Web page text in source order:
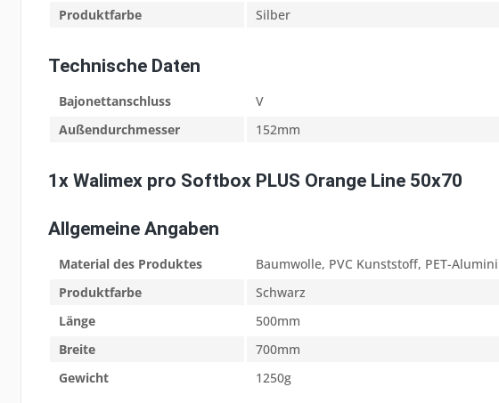
Produktfarbe
Silber
Technische Daten
Bajonettanschluss
V
Außendurchmesser
152mm
1x Walimex pro Softbox PLUS Orange Line 50x70
Allgemeine Angaben
Material des Produktes
Baumwolle, PVC Kunststoff, PET-
Produktfarbe
Schwarz
Länge
500mm
Breite
700mm
Gewicht
1250g